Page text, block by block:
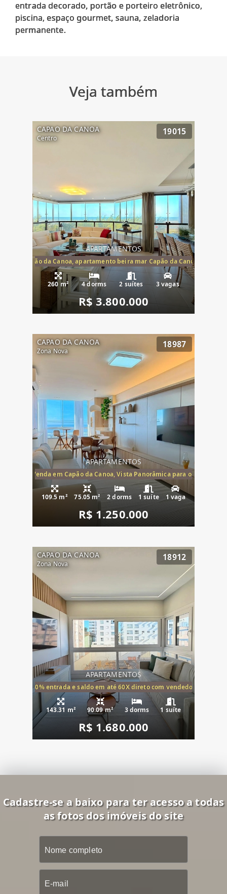
entrada decorado, portão e porteiro eletrônico,
piscina, espaço gourmet, sauna, zeladoria
permanente.
Veja também
CAPAO DA CANOA
Centro
19015
APARTAMENTOS
mar Capão da Canoa, apartamento beira mar Capão da Canoa,
260 m² 4 dorms 2 suítes 3 vagas
R$ 3.800.000
CAPAO DA CANOA
Zona Nova
18987
APARTAMENTOS
Mar à Venda em Capão da Canoa, Vista Panorâmica para o Mar, 2
109.5 m² 75.05 m² 2 dorms 1 suíte 1 vaga
R$ 1.250.000
CAPAO DA CANOA
Zona Nova
18912
APARTAMENTOS
20% entrada e saldo em até 60X direto com vendedor
143.31 m² 90.09 m² 3 dorms 1 suíte
R$ 1.680.000
Cadastre-se a baixo para ter acesso a todas
as fotos dos imóveis do site